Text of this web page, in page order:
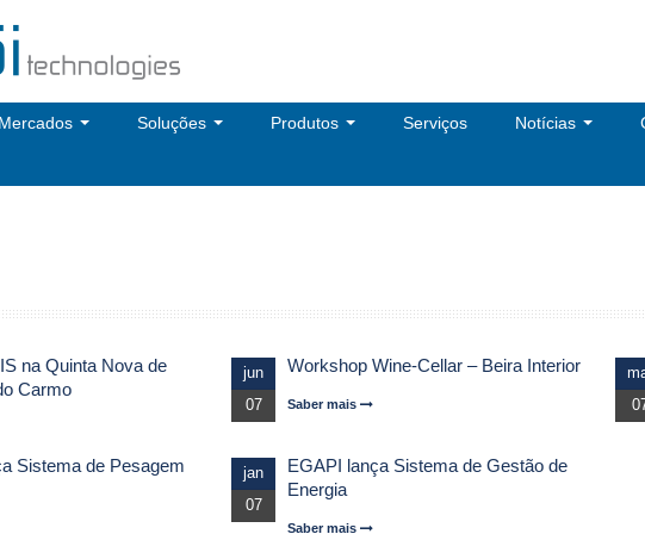
Mercados Soluções Produtos Serviços Notícias
na Quinta Nova de
Carmo
jun
07
Workshop Wine-Cellar – Beira Interior
Saber mais
Sistema de Pesagem
jan
07
EGAPI lança Sistema de Gestão de
Energia
Saber mais